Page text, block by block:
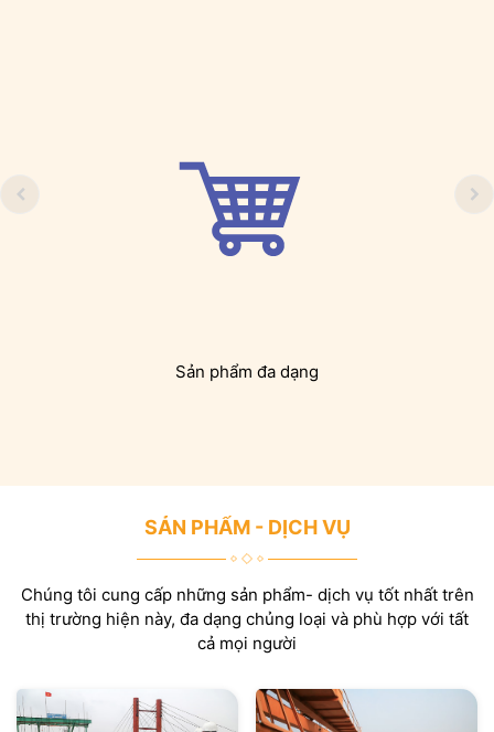
Sản phẩm đa dạng
SẢN PHẨM - DỊCH VỤ
Chúng tôi cung cấp những sản phẩm- dịch vụ tốt nhất trên
thị trường hiện này, đa dạng chủng loại và phù hợp với tất
cả mọi người